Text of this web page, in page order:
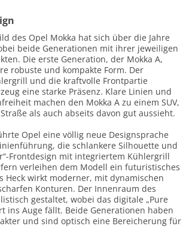
des Opel Mokka hat sich über die Jahre
beide Generationen mit ihrer jeweiligen
Die erste Generation, der Mokka A,
robuste und kompakte Form. Der
und die kraftvolle Frontpartie
eine starke Präsenz. Klare Linien und
machen den Mokka A zu einem SUV,
als auch abseits davon gut aussieht.
Opel eine völlig neue Designsprache
die schlankere Silhouette und
Frontdesign mit integriertem Kühlergrill
verleihen dem Modell ein futuristisches
Heck wirkt moderner, mit dynamischen
Konturen. Der Innenraum des
gestaltet, wobei das digitale „Pure
ins Auge fällt. Beide Generationen haben
und sind optisch eine Bereicherung für